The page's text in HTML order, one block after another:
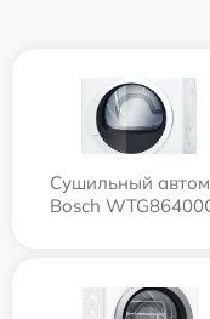
Сушильный
Bosch